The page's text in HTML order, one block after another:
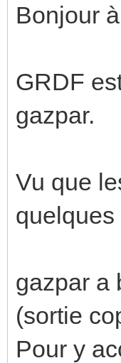
Bonjour
GRDF
gazpar.
Vu que
gazpar a
(sortie
Pour y